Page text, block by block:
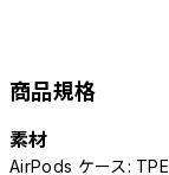
商品規格
素材
AirPods ケース: TPE